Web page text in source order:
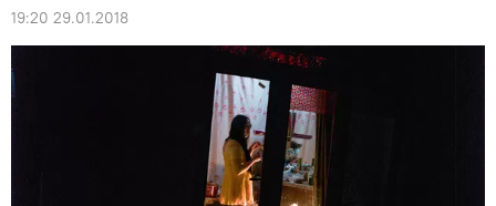
19:20 29.01.2018